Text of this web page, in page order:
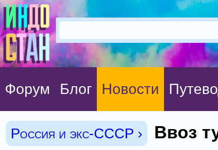
Форум Блог Новости
Россия и экс-СССР ›
Ввоз